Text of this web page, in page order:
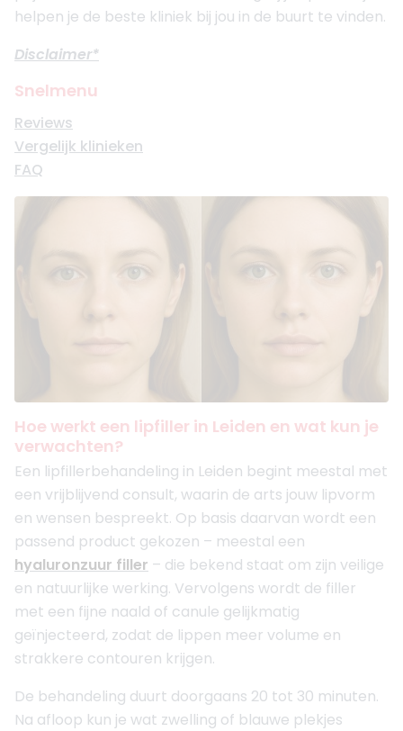
helpen je de beste kliniek bij jou in de buurt te vinden.
Disclaimer*
Snelmenu
Reviews
Vergelijk klinieken
FAQ
Hoe werkt een lipfiller in Leiden en wat kun je
verwachten?
Een lipfillerbehandeling in Leiden begint meestal met
een vrijblijvend consult, waarin de arts jouw lipvorm
en wensen bespreekt. Op basis daarvan wordt een
passend product gekozen – meestal een
hyaluronzuur filler – die bekend staat om zijn veilige
en natuurlijke werking. Vervolgens wordt de filler
met een fijne naald of canule gelijkmatig
geïnjecteerd, zodat de lippen meer volume en
strakkere contouren krijgen.
De behandeling duurt doorgaans 20 tot 30 minuten.
Na afloop kun je wat zwelling of blauwe plekjes